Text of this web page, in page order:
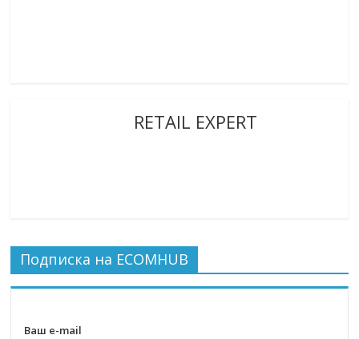
RETAIL EXPERT
Подписка на ECOMHUB
Ваш e-mail